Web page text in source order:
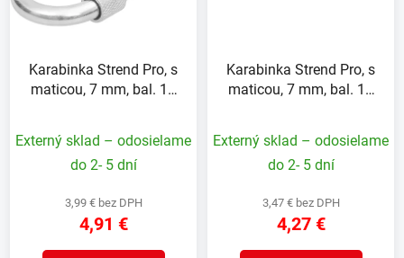
Karabinka Strend Pro, s
maticou, 7 mm, bal. 10
Externý sklad – odosielame
do 2- 5 dní
3,99 € bez DPH
4,91 €
Karabinka Strend Pro, s
maticou, 7 mm, bal. 10
Externý sklad – odosielame
do 2- 5 dní
3,47 € bez DPH
4,27 €